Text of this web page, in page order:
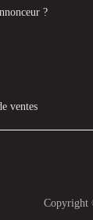
?
ventes
Copyright